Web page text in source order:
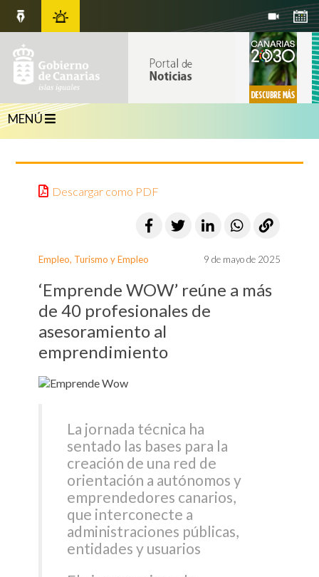
MENÚ
Descargar como PDF
Empleo, Turismo y Empleo 9 de mayo de 2025
‘Emprende WOW’ reúne a más
de 40 profesionales de
asesoramiento al
emprendimiento
La jornada técnica ha
sentado las bases para la
creación de una red de
orientación a autónomos y
emprendedores canarios,
que interconecte a
administraciones públicas,
entidades y usuarios